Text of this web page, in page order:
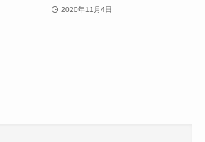
2020年11月4日